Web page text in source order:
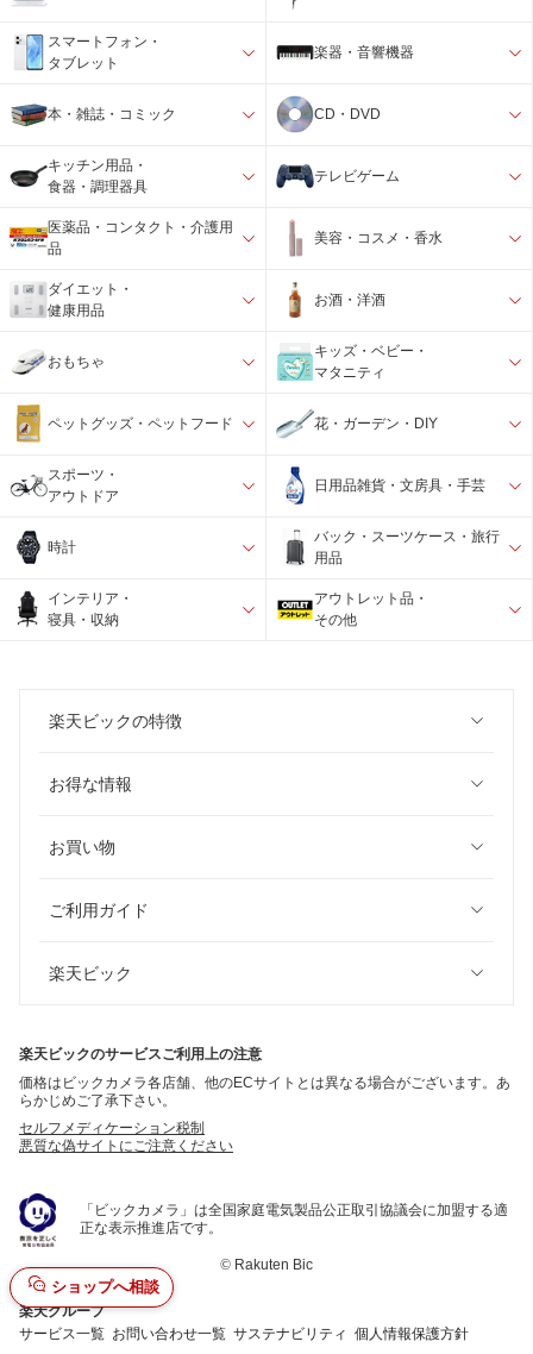
ショップへ相談
スマートフォン・
タブレット
楽器・音響機器
本・雑誌・コミック CD・DVD
キッチン用品・
食器・調理器具
テレビゲーム
医薬品・コンタクト・介護用
品
美容・コスメ・香水
ダイエット・
健康用品
お酒・洋酒
おもちゃ
キッズ・ベビー・
マタニティ
ペットグッズ・ペットフード 花・ガーデン・DIY
スポーツ・
アウトドア
日用品雑貨・文房具・手芸
時計
バック・スーツケース・旅行
用品
インテリア・
寝具・収納
アウトレット品・
その他
楽天ビックの特徴
お得な情報
お買い物
ご利用ガイド
楽天ビック
楽天ビックのサービスご利用上の注意
価格はビックカメラ各店舗、他のECサイトとは異なる場合がございます。あ
らかじめご了承下さい。
セルフメディケーション税制
悪質な偽サイトにご注意ください
「ビックカメラ」は全国家庭電気製品公正取引協議会に加盟する適
正な表示推進店です。
© Rakuten Bic
楽天グループ
サービス一覧 お問い合わせ一覧 サステナビリティ 個人情報保護方針